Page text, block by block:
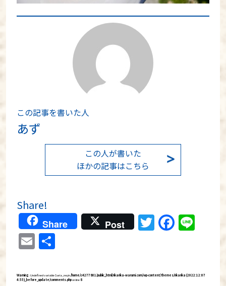
この記事を書いた人
あず
この人が書いた
ほかの記事はこちら
Share!
Share Post Twitter
Email
Warning: Undefined variable $aria_req in/home/c4277801/public_html/rikarika-warumi.com/wp-content/themes/rikarika (2022:12:07
4:55)_before_update/comments.phpon line 8